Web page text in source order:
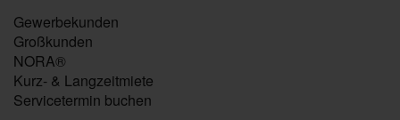
Gewerbekunden
Großkunden
NORA®
Kurz- & Langzeitmiete
Servicetermin buchen